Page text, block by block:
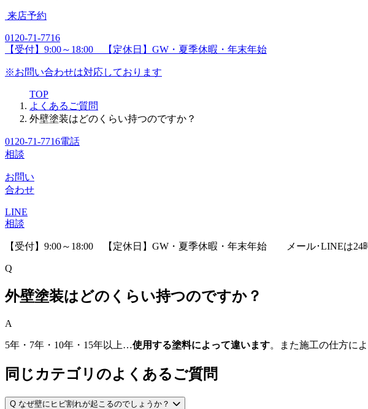
来店予約
0120-71-7716
【受付】9:00～18:00 【定休日】GW・夏季休暇・年末年始
※お問い合わせは対応しております
TOP
よくあるご質問
外壁塗装はどのくらい持つのですか？
0120-71-7716電話
相談
お問い
合わせ
LINE
相談
【受付】9:00～18:00 【定休日】GW・夏季休暇・年末年始 メール･LINEは24
Q
外壁塗装はどのくらい持つのですか？
A
5年・7年・10年・15年以上…使用する塗料によって違います。また施工の仕方に
同じカテゴリのよくあるご質問
Q なぜ壁にヒビ割れが起こるのでしょうか？